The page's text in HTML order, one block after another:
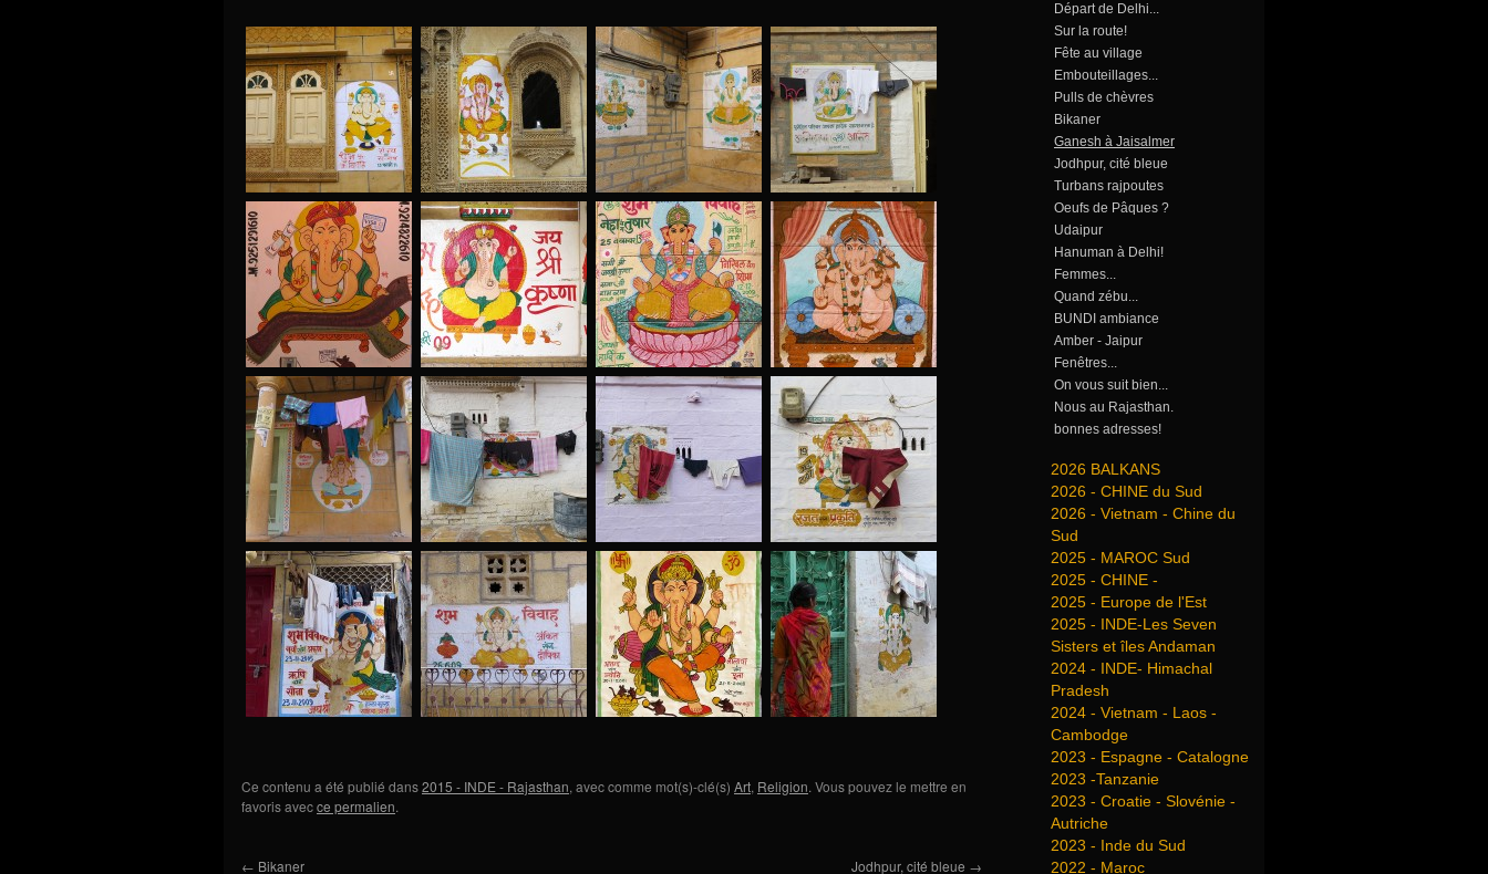
Ce contenu a été publié dans2015 - INDE - Rajasthan, avec comme mot(s)-clé(s) Art, Religion. Vous pouvez le mettre en
favoris avecce permalien.
← Bikaner Jodhpur, cité bleue →
Départ de Delhi...
Sur la route!
Fête au village
Embouteillages...
Pulls de chèvres
Bikaner
Ganesh à Jaisalmer
Jodhpur, cité bleue
Turbans rajpoutes
Oeufs de Pâques ?
Udaipur
Hanuman à Delhi!
Femmes...
Quand zébu...
BUNDI ambiance
Amber - Jaipur
Fenêtres...
On vous suit bien...
Nous au Rajasthan.
bonnes adresses!
2026 BALKANS
2026 - CHINE du Sud
2026 - Vietnam - Chine du
Sud
2025 - MAROC Sud
2025 - CHINE -
2025 - Europe de l'Est
2025 - INDE-Les Seven
Sisters et îles Andaman
2024 - INDE- Himachal
Pradesh
2024 - Vietnam - Laos -
Cambodge
2023 - Espagne - Catalogne
2023 -Tanzanie
2023 - Croatie - Slovénie -
Autriche
2023 - Inde du Sud
2022 - Maroc